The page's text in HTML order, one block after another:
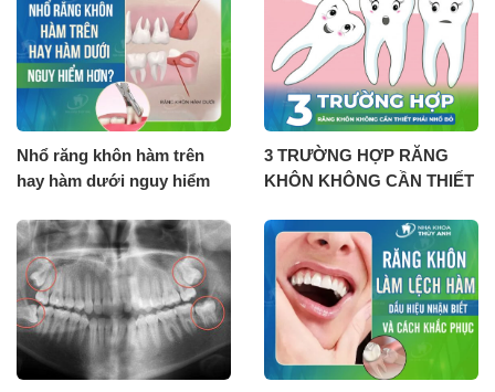
Nhổ răng khôn hàm trên
hay hàm dưới nguy hiểm
3 TRƯỜNG HỢP RĂNG
KHÔN KHÔNG CẦN THIẾT